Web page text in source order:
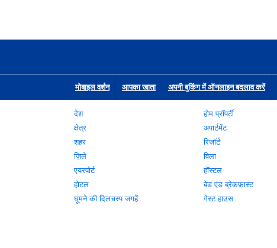
मोबाइल वर्शन आपका खाता अपनी बुकिंग में ऑनलाइन बदलाव करें
देश
क्षेत्र
शहर
ज़िले
एयरपोर्ट
होटल
घूमने की दिलचस्प जगहें
होम प्रॉपर्टी
अपार्टमेंट
रिज़ॉर्ट
विला
हॉस्टल
बेड एंड ब्रेकफ़ास्ट
गेस्ट हाउस